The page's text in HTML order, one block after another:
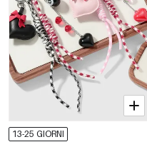
13-25 GIORNI